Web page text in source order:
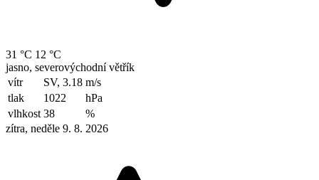
31 °C 12 °C
jasno, severovýchodní větřík
vítr
SV, 3.18 m/s
tlak
1022
hPa
vlhkost 38
%
zítra, neděle 9. 8. 2026